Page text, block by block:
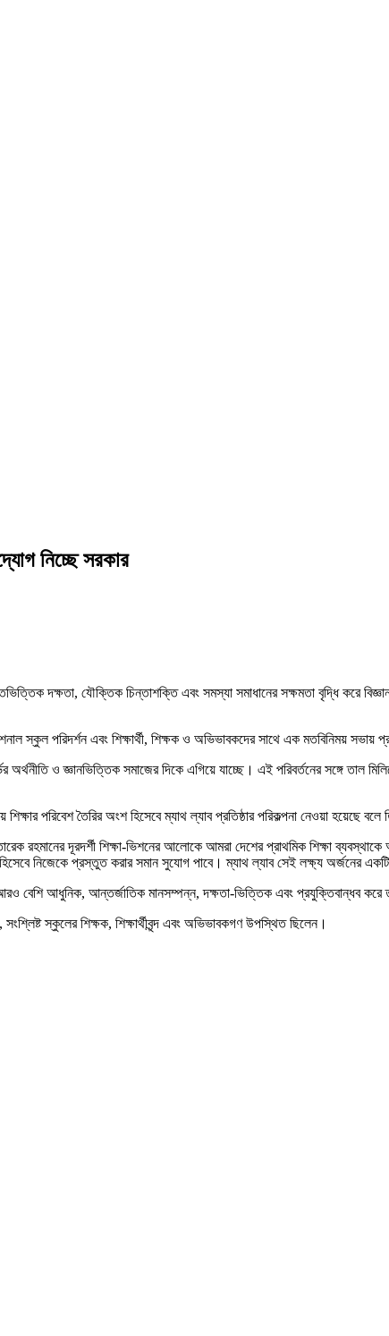
নিচ্ছে সরকার
দক্ষতা, যৌক্তিক চিন্তাশক্তি এবং সমস্যা সমাধানের সক্ষমতা বৃদ্ধি করে
স্কুল পরিদর্শন এবং শিক্ষার্থী, শিক্ষক ও অভিভাবকদের সাথে এক মতবিনিময়
অর্থনীতি ও জ্ঞানভিত্তিক সমাজের দিকে এগিয়ে যাচ্ছে। এই পরিবর্তনের সঙ্গে তাল
পরিবেশ তৈরির অংশ হিসেবে ম্যাথ ল্যাব প্রতিষ্ঠার পরিকল্পনা নেওয়া হয়েছে বলে
তারেক রহমানের দূরদর্শী শিক্ষা-ভিশনের আলোকে আমরা দেশের প্রাথমিক শিক্ষা
হিসেবে নিজেকে প্রস্তুত করার সমান সুযোগ পাবে। ম্যাথ ল্যাব সেই লক্ষ্য অর্জনের
বেশি আধুনিক, আন্তর্জাতিক মানসম্পন্ন, দক্ষতা-ভিত্তিক এবং প্রযুক্তিবান্ধব করে
সংশ্লিষ্ট স্কুলের শিক্ষক, শিক্ষার্থীবৃন্দ এবং অভিভাবকগণ উপস্থিত ছিলেন।